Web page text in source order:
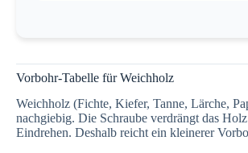
Vorbohr-Tabelle für Weichholz
Weichholz (Fichte, Kiefer, Tanne, Lärche,
nachgiebig. Die Schraube verdrängt das
Eindrehen. Deshalb reicht ein kleinerer